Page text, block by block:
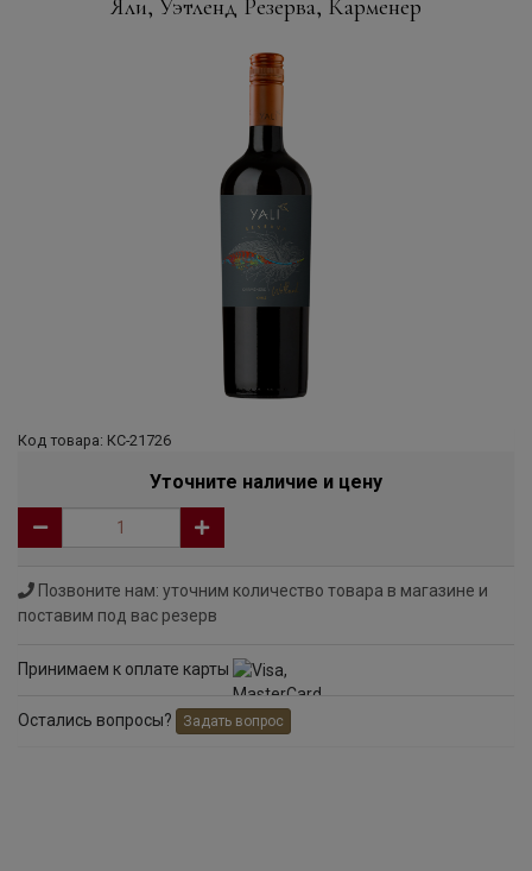
Яли, Уэтленд Резерва, Карменер
Код товара: КС-21726
Уточните наличие и цену
Позвоните нам: уточним количество товара в магазине и
поставим под вас резерв
Принимаем к оплате карты
Остались вопросы? Задать вопрос